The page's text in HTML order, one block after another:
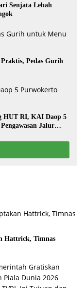
Senjata Lebah
Praktis, Pedas Gurih
HUT RI, KAI Daop 5
Jalur
Hattrick, Timnas